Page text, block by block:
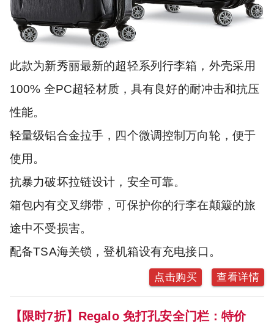
此款为新秀丽最新的超轻系列行李箱，外壳采用
100% 全PC超轻材质，具有良好的耐冲击和抗压
性能。
轻量级铝合金拉手，四个微调控制万向轮，便于
使用。
抗暴力破坏拉链设计，安全可靠。
箱包内有交叉绑带，可保护你的行李在颠簸的旅
途中不受损害。
配备TSA海关锁，登机箱设有充电接口。
点击购买 查看详情
【限时7折】Regalo 免打孔安全门栏：特价